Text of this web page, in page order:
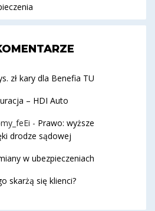
zł kary dla Benefia TU
– HDI Auto
- Prawo: wyższe
drodze sądowej
w ubezpieczeniach
skarżą się klienci?